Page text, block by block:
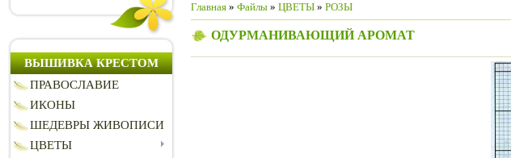
ВЫШИВКА КРЕСТОМ
ПРАВОСЛАВИЕ
ИКОНЫ
ШЕДЕВРЫ ЖИВОПИСИ
ЦВЕТЫ
Главная » Файлы » ЦВЕТЫ » РОЗЫ
ОДУРМАНИВАЮЩИЙ АРОМАТ